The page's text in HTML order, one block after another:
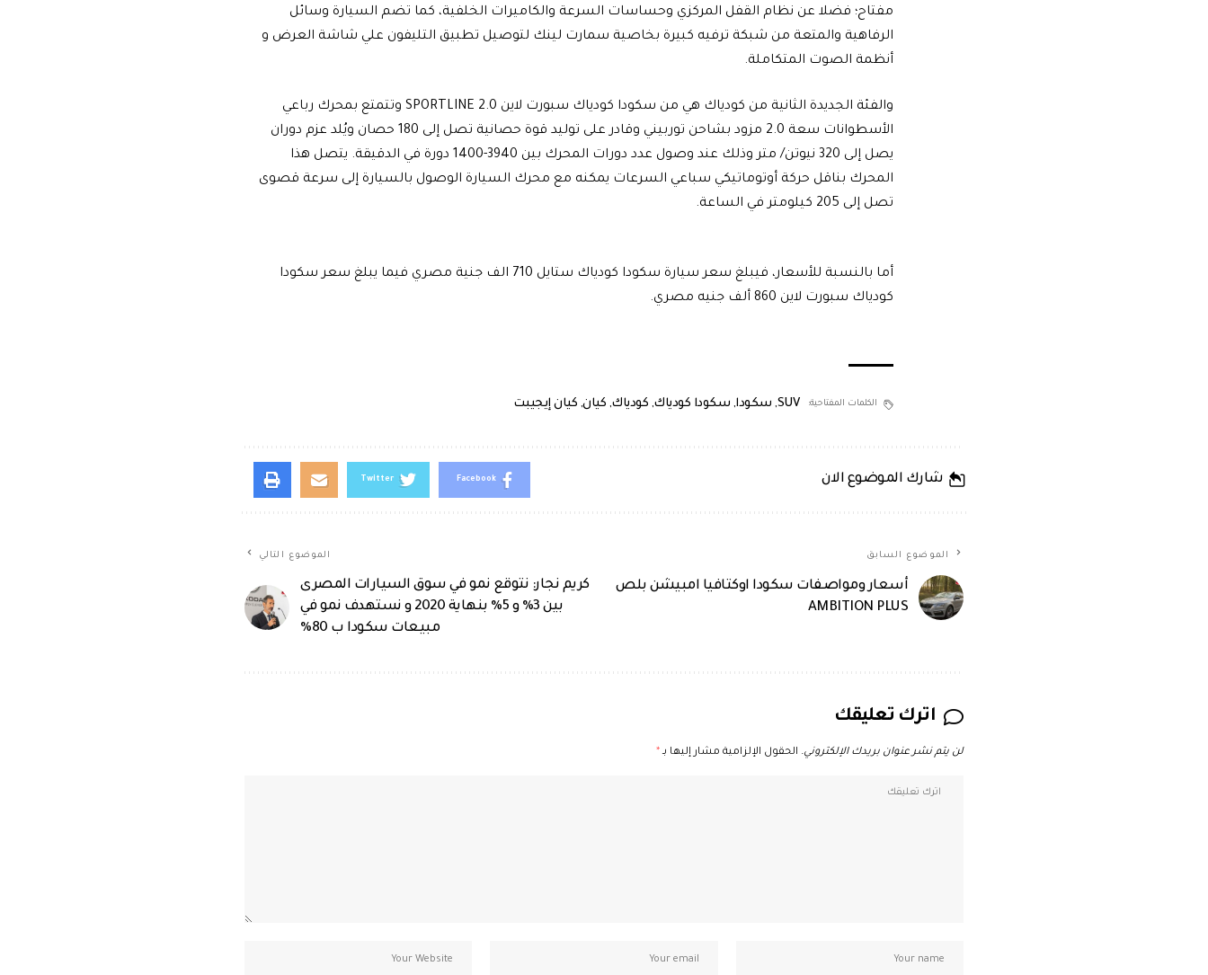
مفتاح؛ فضلا عن نظام القفل المركزي وحساسات السرعة والكاميرات الخلفية، كما تضم السيارة وسائل
الرفاهية والمتعة من شبكة ترفيه كبيرة بخاصية سمارت لينك لتوصيل تطبيق التليفون علي شاشة العرض و
أنظمة الصوت المتكاملة.
والفئة الجديدة الثانية من كودياك هي من سكودا كودياك سبورت لاين SPORTLINE 2.0 وتتمتع بمحرك رباعي
الأسطوانات سعة 2.0 مزود بشاحن توربيني وقادر على توليد قوة حصانية تصل إلى 180 حصان ويُلد عزم دوران
يصل إلى 320 نيوتن/ متر وذلك عند وصول عدد دورات المحرك بين 3940-1400 دورة في الدقيقة. يتصل هذا
المحرك بناقل حركة أوتوماتيكي سباعي السرعات يمكنه مع محرك السيارة الوصول بالسيارة إلى سرعة قصوى
تصل إلى 205 كيلومتر في الساعة.
أما بالنسبة للأسعار، فيبلغ سعر سيارة سكودا كودياك ستايل 710 الف جنية مصري فيما يبلغ سعر سكودا
كودياك سبورت لاين 860 ألف جنيه مصري.
الكلمات المفتاحية: SUV
, سكودا, سكودا كودياك, كودياك, كيان, كيان إيجيبت
شارك الموضوع الان Facebook
Twitter
الموضوع السابق
أسعار ومواصفات سكودا اوكتافيا امبيشن بلص
AMBITION PLUS
الموضوع التالي
كريم نجار: نتوقع نمو في سوق السيارات المصرى
بين 3% و 5% بنهاية 2020 و نستهدف نمو في
مبيعات سكودا ب 80%
اترك تعليقك
لن يتم نشر عنوان بريدك الإلكتروني. الحقول الإلزامية مشار إليها بـ*